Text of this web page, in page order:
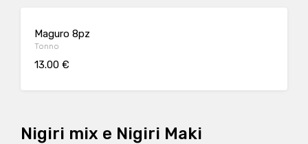
Maguro 8pz
Tonno
13.00 €
Nigiri mix e Nigiri Maki